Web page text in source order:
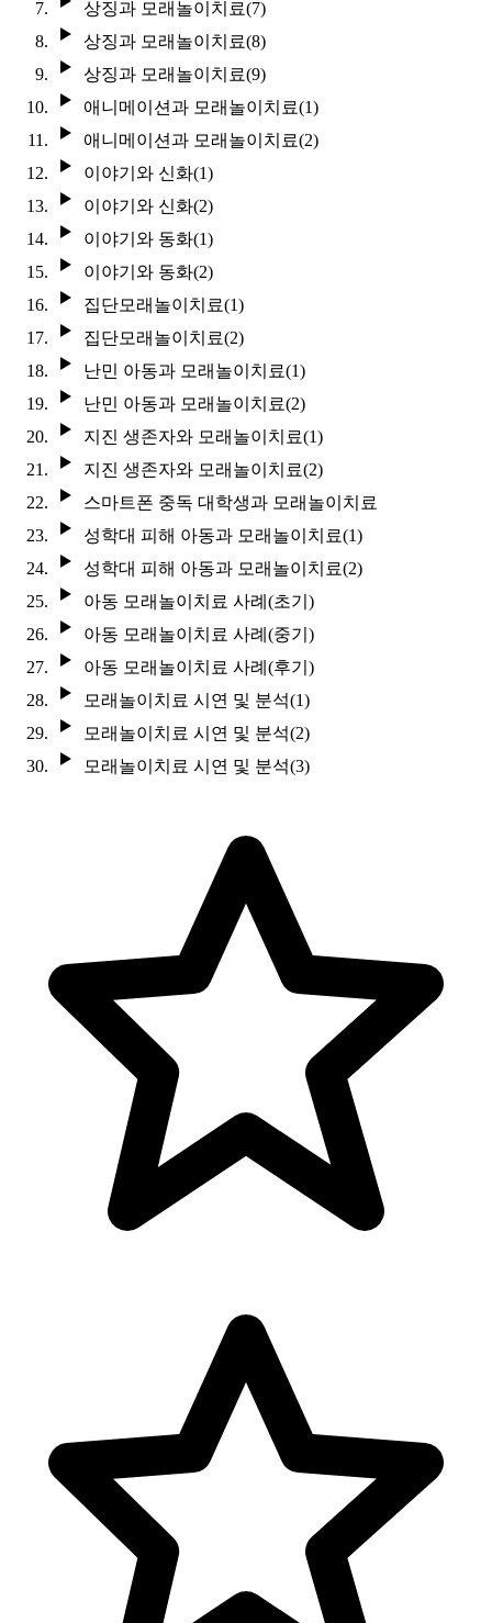
상징과 모래놀이치료(7)
상징과 모래놀이치료(8)
상징과 모래놀이치료(9)
애니메이션과 모래놀이치료(1)
애니메이션과 모래놀이치료(2)
이야기와 신화(1)
이야기와 신화(2)
이야기와 동화(1)
이야기와 동화(2)
집단모래놀이치료(1)
집단모래놀이치료(2)
난민 아동과 모래놀이치료(1)
난민 아동과 모래놀이치료(2)
지진 생존자와 모래놀이치료(1)
지진 생존자와 모래놀이치료(2)
스마트폰 중독 대학생과 모래놀이치료
성학대 피해 아동과 모래놀이치료(1)
성학대 피해 아동과 모래놀이치료(2)
아동 모래놀이치료 사례(초기)
아동 모래놀이치료 사례(중기)
아동 모래놀이치료 사례(후기)
모래놀이치료 시연 및 분석(1)
모래놀이치료 시연 및 분석(2)
모래놀이치료 시연 및 분석(3)